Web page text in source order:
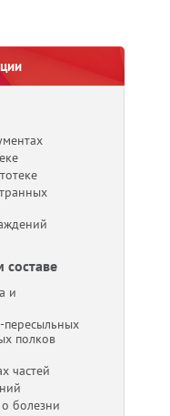
и
пересыльных
полков
частей
о болезни